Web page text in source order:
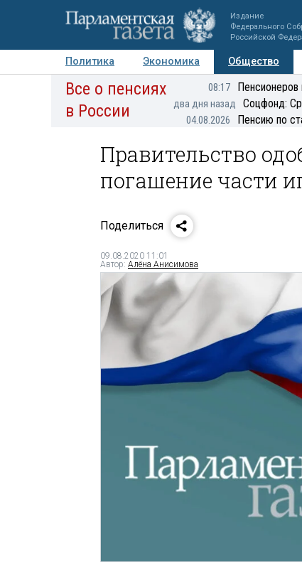
Издание
Федерального
Российской
Политика Экономика Общество
Авторы Персоны Мнения
Все о пенсиях
в России
08:17
два дня назад Соцфонд:
04.08.2026 Пенсию по
Правительство
погашение части
Поделиться
09.08.2020 11:01
Автор: Алёна Анисимова